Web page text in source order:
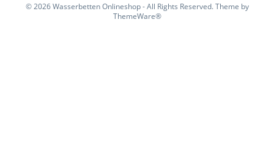
© 2026 Wasserbetten Onlineshop - All Rights Reserved. Theme by
ThemeWare®